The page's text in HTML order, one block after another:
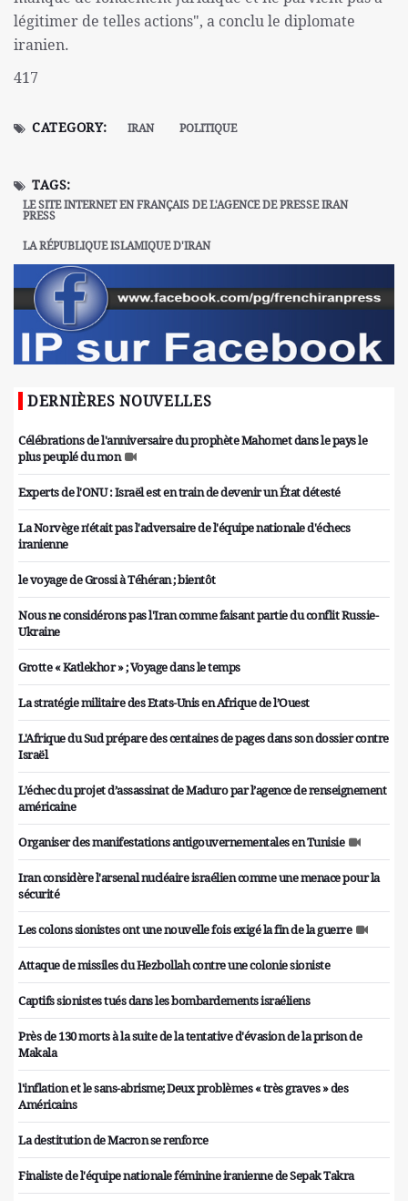
légitimer de telles actions", a conclu le diplomate
iranien.
417
CATEGORY: IRAN POLITIQUE
TAGS:
LE SITE INTERNET EN FRANÇAIS DE L'AGENCE DE PRESSE IRAN
PRESS
LA RÉPUBLIQUE ISLAMIQUE D'IRAN
DERNIÈRES NOUVELLES
Célébrations de l'anniversaire du prophète Mahomet dans le pays le
plus peuplé du mon
Experts de l'ONU : Israël est en train de devenir un État détesté
La Norvège n'était pas l'adversaire de l'équipe nationale d'échecs
iranienne
le voyage de Grossi à Téhéran ; bientôt
Nous ne considérons pas l'Iran comme faisant partie du conflit Russie-
Ukraine
Grotte « Katlekhor » ; Voyage dans le temps
La stratégie militaire des Etats-Unis en Afrique de l’Ouest
L'Afrique du Sud prépare des centaines de pages dans son dossier contre
Israël
L’échec du projet d’assassinat de Maduro par l’agence de renseignement
américaine
Organiser des manifestations antigouvernementales en Tunisie
Iran considère l'arsenal nucléaire israélien comme une menace pour la
sécurité
Les colons sionistes ont une nouvelle fois exigé la fin de la guerre
Attaque de missiles du Hezbollah contre une colonie sioniste
Captifs sionistes tués dans les bombardements israéliens
Près de 130 morts à la suite de la tentative d'évasion de la prison de
Makala
l'inflation et le sans-abrisme; Deux problèmes « très graves » des
Américains
La destitution de Macron se renforce
Finaliste de l'équipe nationale féminine iranienne de Sepak Takra